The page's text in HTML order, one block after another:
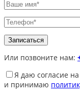
Или позвоните нам:
Я даю согласие
и принимаю